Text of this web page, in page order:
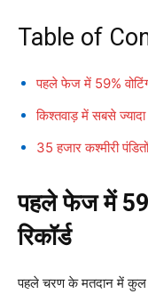
Table of
पहले फेज में 59%
किश्तवाड़ में सबसे
35 हजार कश्मीरी
पहले फेज में
रिकॉर्ड
पहले चरण के मतदान में कुल